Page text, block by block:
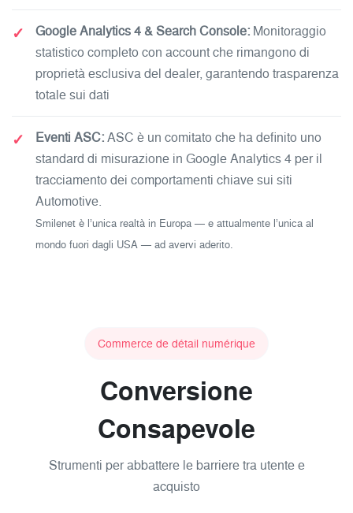
✓ Google Analytics 4 & Search Console: Monitoraggio
statistico completo con account che rimangono di
proprietà esclusiva del dealer, garantendo trasparenza
totale sui dati
✓ Eventi ASC:ASC è un comitato che ha definito uno
standard di misurazione in Google Analytics 4 per il
tracciamento dei comportamenti chiave sui siti
Automotive.
Smilenet è l’unica realtà in Europa — e attualmente l’unica al
mondo fuori dagli USA — ad avervi aderito.
Commerce de détail numérique
Conversione
Consapevole
Strumenti per abbattere le barriere tra utente e
acquisto